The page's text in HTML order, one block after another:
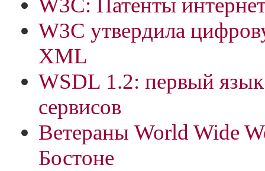
W3C: Патенты
W3C утвердила
XML
WSDL 1.2: первый язык
сервисов
Ветераны World Wide
Бостоне